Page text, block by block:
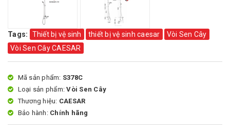
Tags: Thiết bị vệ sinh thiết bị vệ sinh caesar
Vòi Sen Cây
Vòi Sen Cây CAESAR
Mã sản phẩm: S378C
Loại sản phẩm:Vòi Sen Cây
Thương hiệu: CAESAR
Bảo hành: Chính hãng